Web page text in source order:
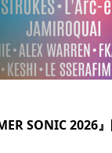
SONIC 2026